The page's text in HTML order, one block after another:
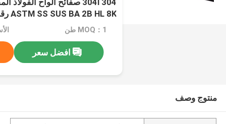
ASTM SS SUS BA 2B HL 8K رقم 1
MOQ：1 طن
افضل سعر
منتوج وصف